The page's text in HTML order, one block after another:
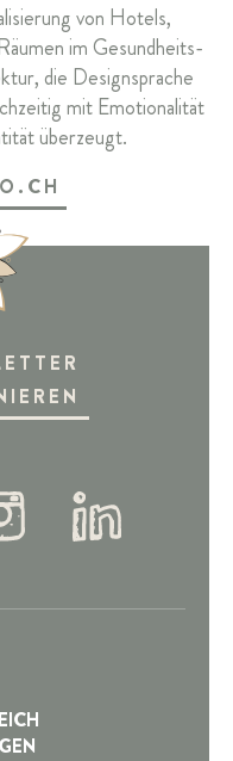
von Hotels,
im Gesundheits-
die Designsprache
mit Emotionalität
überzeugt.